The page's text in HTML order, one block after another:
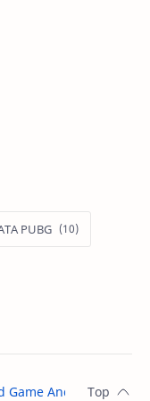
PUBG
Game Android / IOS